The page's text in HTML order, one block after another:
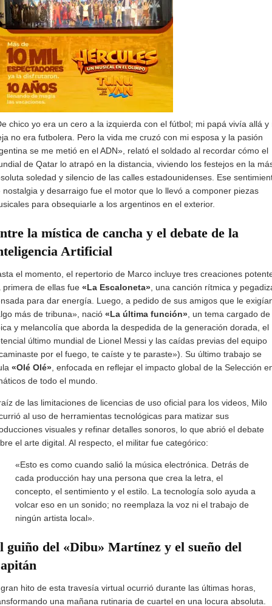
chico yo era un cero a la izquierda con el fútbol; mi papá vivía allá y
no era futbolera. Pero la vida me cruzó con mi esposa y la pasión
se me metió en el ADN», relató el soldado al recordar cómo el
de Qatar lo atrapó en la distancia, viviendo los festejos en la
soledad y silencio de las calles estadounidenses. Ese
nostalgia y desarraigo fue el motor que lo llevó a componer piezas
para obsequiarle a los argentinos en el exterior.
la mística de cancha y el debate de la
Artificial
el momento, el repertorio de Marco incluye tres creaciones
primera de ellas fue «La Escaloneta» , una canción rítmica y
para dar energía. Luego, a pedido de sus amigos que le
más de tribuna», nació «La última función» , un tema cargado de
y melancolía que aborda la despedida de la generación dorada, el
último mundial de Lionel Messi y las caídas previas del equipo
por el fuego, te caíste y te paraste»). Su último trabajo se
«Olé Olé» , enfocada en reflejar el impacto global de la Selección
de todo el mundo.
de las limitaciones de licencias de uso oficial para los videos, Milo
al uso de herramientas tecnológicas para matizar sus
visuales y refinar detalles sonoros, lo que abrió el debate
el arte digital. Al respecto, el militar fue categórico:
«Esto es como cuando salió la música electrónica. Detrás de
cada producción hay una persona que crea la letra, el
concepto, el sentimiento y el estilo. La tecnología solo ayuda a
volcar eso en un sonido; no reemplaza la voz ni el trabajo de
ningún artista local».
guiño del «Dibu» Martínez y el sueño del
hito de esta travesía virtual ocurrió durante las últimas horas,
una mañana rutinaria de cuartel en una locura absoluta.